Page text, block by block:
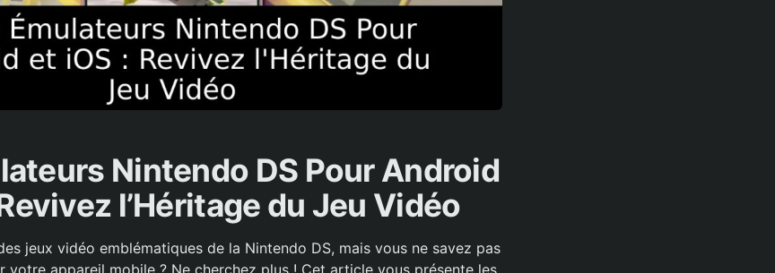
Nintendo DS Pour Android
l’Héritage du Jeu Vidéo
jeux vidéo emblématiques de la Nintendo DS, mais vous ne savez pas
votre appareil mobile ? Ne cherchez plus ! Cet article vous présente les